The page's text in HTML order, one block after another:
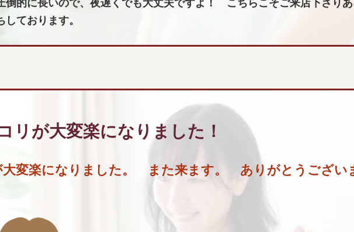
倒的に長いので、夜遅くでも大丈夫ですよ！ こちらこそご来店下さり
ております。
リが大変楽になりました ！
変楽になりました。 また来ます。 ありがとうござい